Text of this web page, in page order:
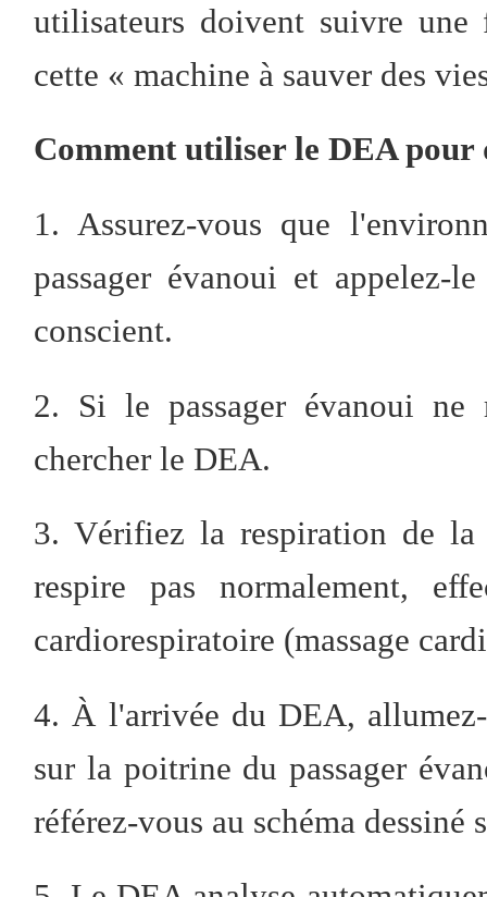
utilisateurs doivent suivre
cette « machine à sauver des
Comment utiliser le DEA pour
1. Assurez-vous que
passager évanoui et
conscient.
2. Si le passager évanoui
chercher le DEA.
3. Vérifiez la respiration de
respire pas normalement,
cardiorespiratoire (massage
4. À l'arrivée du DEA,
sur la poitrine du passager
référez-vous au schéma dessiné